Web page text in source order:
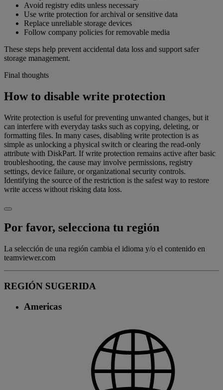
Avoid registry edits unless necessary
Use write protection for archival or sensitive data
Replace unreliable storage devices
Follow company policies for removable media
These steps help prevent accidental data loss and support safer
storage management.
Final thoughts
How to disable write protection
Write protection is useful for preventing unwanted changes, but it
can interfere with everyday tasks such as copying, deleting, or
formatting files. In many cases, disabling write protection is as
simple as unlocking a physical switch or clearing the read-only
attribute with DiskPart. If write protection remains active after basic
troubleshooting, the cause may involve permissions, registry
settings, device failure, or organizational security controls.
Identifying the source of the restriction is the safest way to restore
write access without risking data loss.
Por favor, selecciona tu región
La selección de una región cambia el idioma y/o el contenido en
teamviewer.com
REGIÓN SUGERIDA
Americas